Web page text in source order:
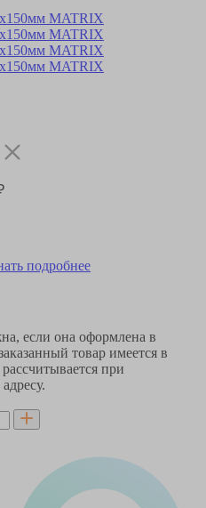
подробнее
если она оформлена в
товар имеется в
при